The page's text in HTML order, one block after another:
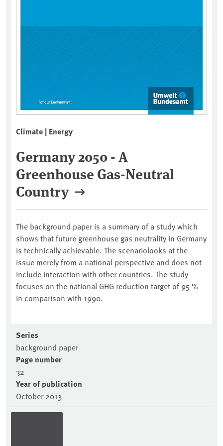
Climate | Energy
Germany 2050 - A
Greenhouse Gas-Neutral
Country
The background paper is a summary of a study which
shows that future greenhouse gas neutrality in Germany
is technically achievable. The scenariolooks at the
issue merely from a national perspective and does not
include interaction with other countries. The study
focuses on the national GHG reduction target of 95 %
in comparison with 1990.
Series
background paper
Page number
32
Year of publication
October 2013